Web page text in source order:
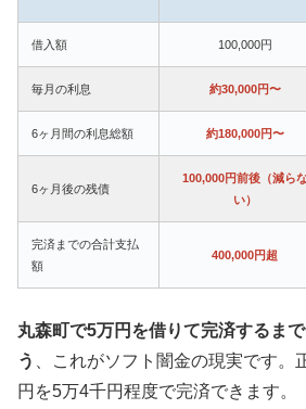
借入額 100,000円
毎月の利息 約30,000円〜
6ヶ月間の利息総額 約180,000円〜
6ヶ月後の残債
100,000円前後（減ら
い）
完済までの合計支払
額
400,000円超
丸森町で5万円を借りて完済するま
う
、これがソフト闇金の現実です。
円を5万4千円程度で完済できます。